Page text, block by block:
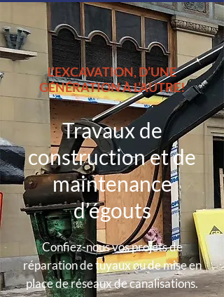
L’EXCAVATION, D’UNE
GÉNÉRATION À L’AUTRE!
Travaux de
construction et de
maintenance
d’égouts
Confiez-nous vos projets de
réparation de tuyaux ou de mise en
place de réseaux de canalisations.